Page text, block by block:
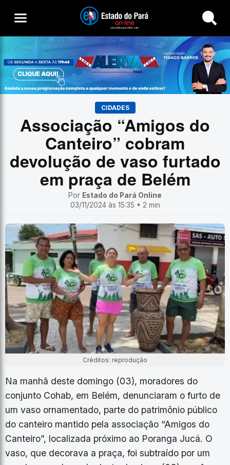
Buscar
CIDADES
Associação “Amigos do
Canteiro” cobram
devolução de vaso furtado
em praça de Belém
Por Estado do Pará Online
03/11/2024 às 15:35 • 2 min
Créditos: reprodução
Na manhã deste domingo (03), moradores do
conjunto Cohab, em Belém, denunciaram o furto de
um vaso ornamentado, parte do patrimônio público
do canteiro mantido pela associação “Amigos do
Canteiro”, localizada próximo ao Poranga Jucá. O
vaso, que decorava a praça, foi subtraído por um